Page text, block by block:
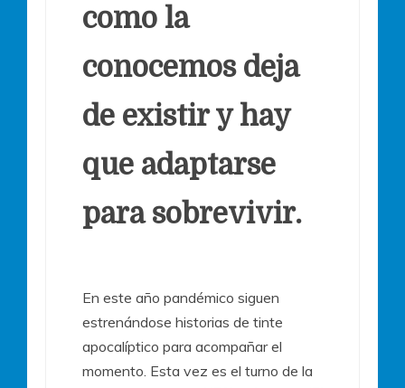
como la
conocemos deja
de existir y hay
que adaptarse
para sobrevivir.
En este año pandémico siguen
estrenándose historias de tinte
apocalíptico para acompañar el
momento. Esta vez es el turno de la